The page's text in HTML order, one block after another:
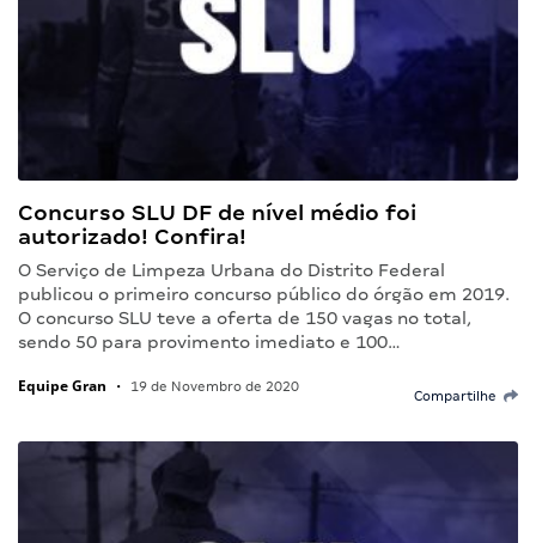
Concurso SLU DF de nível médio foi
autorizado! Confira!
O Serviço de Limpeza Urbana do Distrito Federal
publicou o primeiro concurso público do órgão em 2019.
O concurso SLU teve a oferta de 150 vagas no total,
sendo 50 para provimento imediato e 100…
Equipe Gran • 19 de Novembro de 2020
Compartilhe